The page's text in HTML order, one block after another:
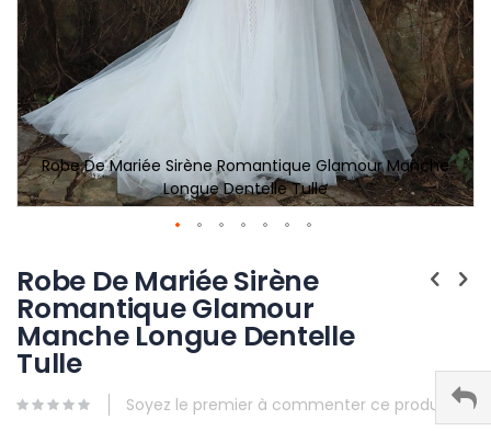
Robe De Mariée Sirène Romantique Glamour Manche
Longue Dentelle Tulle
Robe De Mariée Sirène
Romantique Glamour
Manche Longue Dentelle
Tulle
Soyez le premier à commenter ce produit